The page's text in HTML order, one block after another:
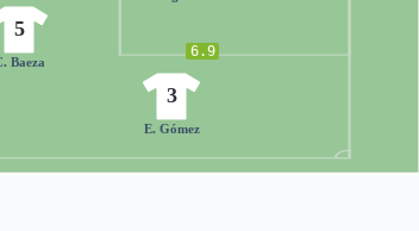
6.9
3
E. Gómez
5
Baeza